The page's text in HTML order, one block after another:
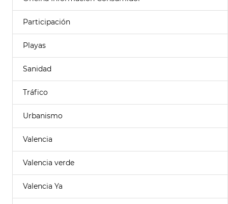
Participación
Playas
Sanidad
Tráfico
Urbanismo
Valencia
Valencia verde
Valencia Ya